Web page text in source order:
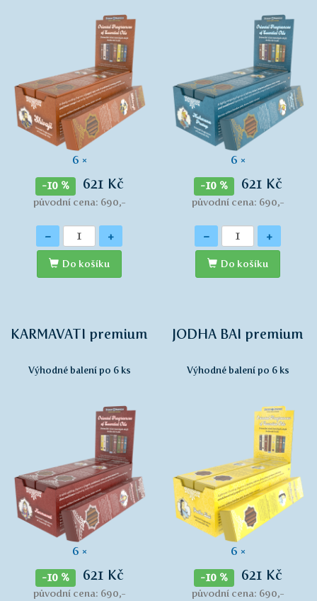
6 ×
-10 % 621 Kč
původní cena: 690,-
Množství
- +
Do košíku
6 ×
-10 % 621 Kč
původní cena: 690,-
Množství
- +
Do košíku
KARMAVATI premium
Výhodné balení po 6 ks
6 ×
-10 % 621 Kč
původní cena: 690,-
JODHA BAI premium
Výhodné balení po 6 ks
6 ×
-10 % 621 Kč
původní cena: 690,-